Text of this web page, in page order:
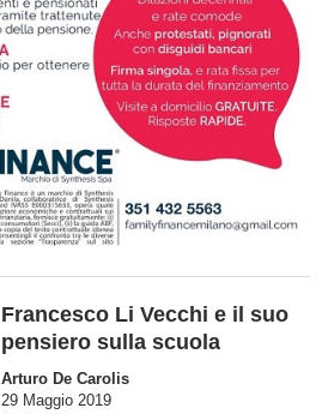
Francesco Li Vecchi e il suo
pensiero sulla scuola
Arturo De Carolis
29 Maggio 2019